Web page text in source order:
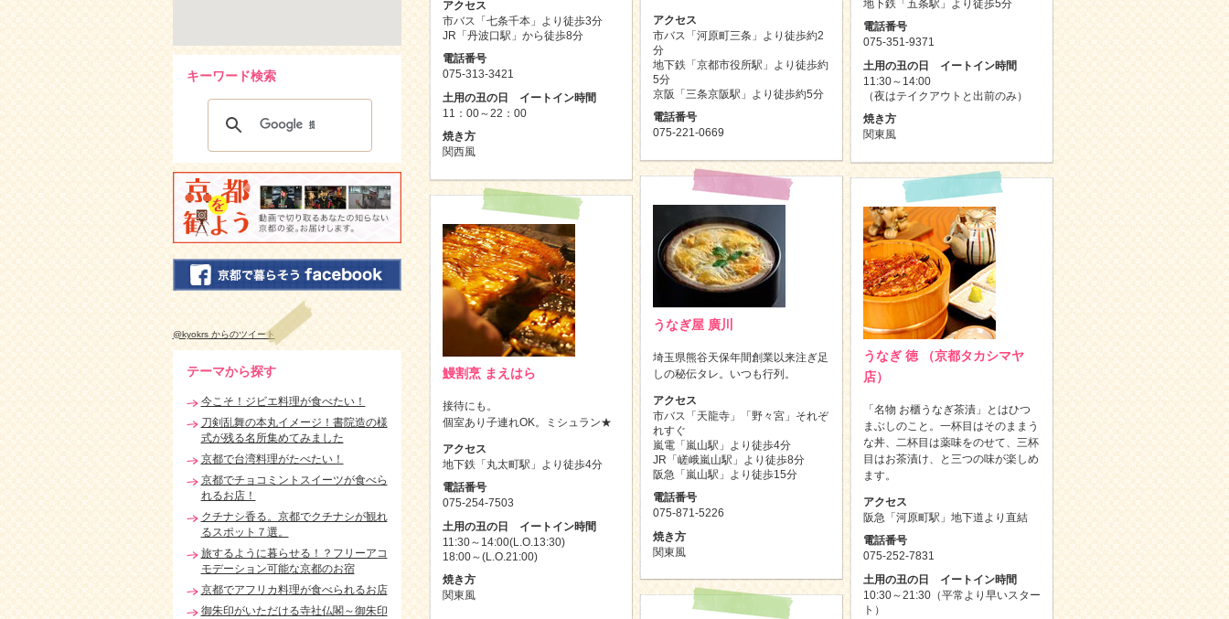
アクセス
市バス「七条千本」より徒歩3分
JR「丹波口駅」から徒歩8分
電話番号
075-313-3421
土用の丑の日 イートイン時間
11：00～22：00
焼き方
関西風
アクセス
市バス「河原町三条」より徒歩約2
分
地下鉄「京都市役所駅」より徒歩約
5分
京阪「三条京阪駅」より徒歩約5分
電話番号
075-221-0669
地下鉄「五条駅」より徒歩5分
電話番号
075-351-9371
土用の丑の日 イートイン時間
11:30～14:00
（夜はテイクアウトと出前のみ）
焼き方
関東風
うなぎ屋 廣川
埼玉県熊谷天保年間創業以来注ぎ足
しの秘伝タレ。いつも行列。
アクセス
市バス「天龍寺」「野々宮」それぞ
れすぐ
嵐電「嵐山駅」より徒歩4分
JR「嵯峨嵐山駅」より徒歩8分
阪急「嵐山駅」より徒歩15分
電話番号
075-871-5226
焼き方
関東風
うなぎ 徳 （京都タカシマヤ
店）
「名物 お櫃うなぎ茶漬」とはひつ
まぶしのこと。一杯目はそのままう
な丼、二杯目は薬味をのせて、三杯
目はお茶漬け、と三つの味が楽しめ
ます。
アクセス
阪急「河原町駅」地下道より直結
電話番号
075-252-7831
土用の丑の日 イートイン時間
10:30～21:30（平常より早いスター
ト）
鰻割烹 まえはら
接待にも。
個室あり子連れOK。ミシュラン★
アクセス
地下鉄「丸太町駅」より徒歩4分
電話番号
075-254-7503
土用の丑の日 イートイン時間
11:30～14:00(L.O.13:30)
18:00～(L.O.21:00)
焼き方
関東風
キーワード検索
@kyokrs からのツイート
テーマから探す
今こそ！ジビエ料理が食べたい！
刀剣乱舞の本丸イメージ！書院造の様
式が残る名所集めてみました
京都で台湾料理がたべたい！
京都でチョコミントスイーツが食べら
れるお店！
クチナシ香る。京都でクチナシが観れ
るスポット７選。
旅するように暮らせる！？フリーアコ
モデーション可能な京都のお宿
京都でアフリカ料理が食べられるお店
御朱印がいただける寺社仏閣～御朱印